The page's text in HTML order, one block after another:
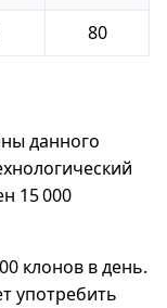
80
данного
15 000
клонов в день.
употребить